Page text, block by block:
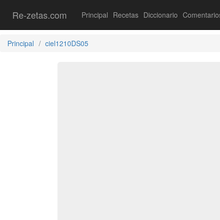
Re-zetas.com Principal Recetas Diccionario
Principal ciel1210DS05